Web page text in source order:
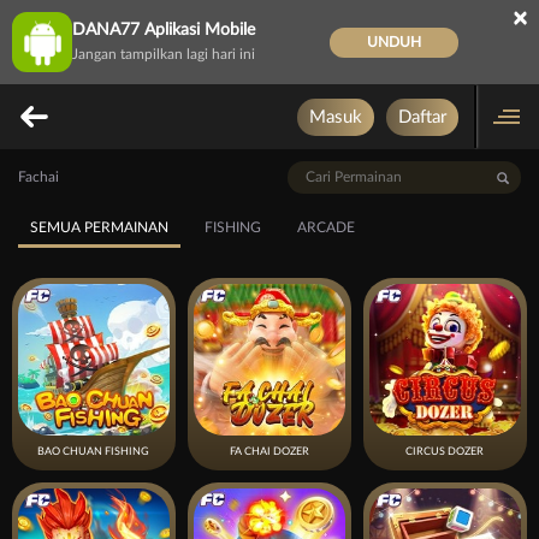
DANA77 Aplikasi Mobile
Jangan tampilkan lagi hari ini
UNDUH
×
Masuk Daftar
Fachai
SEMUA PERMAINAN FISHING ARCADE
BAO CHUAN FISHING FA CHAI DOZER CIRCUS DOZER